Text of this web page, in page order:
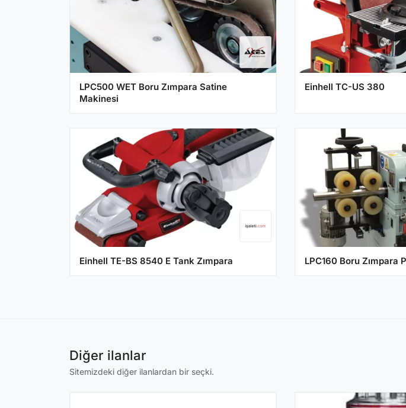
LPC500 WET Boru Zımpara Satine
Makinesi
Einhell TC-US 380
Einhell TE-BS 8540 E Tank Zımpara LPC160 Boru Zımpara
Diğer ilanlar
Sitemizdeki diğer ilanlardan bir seçki.